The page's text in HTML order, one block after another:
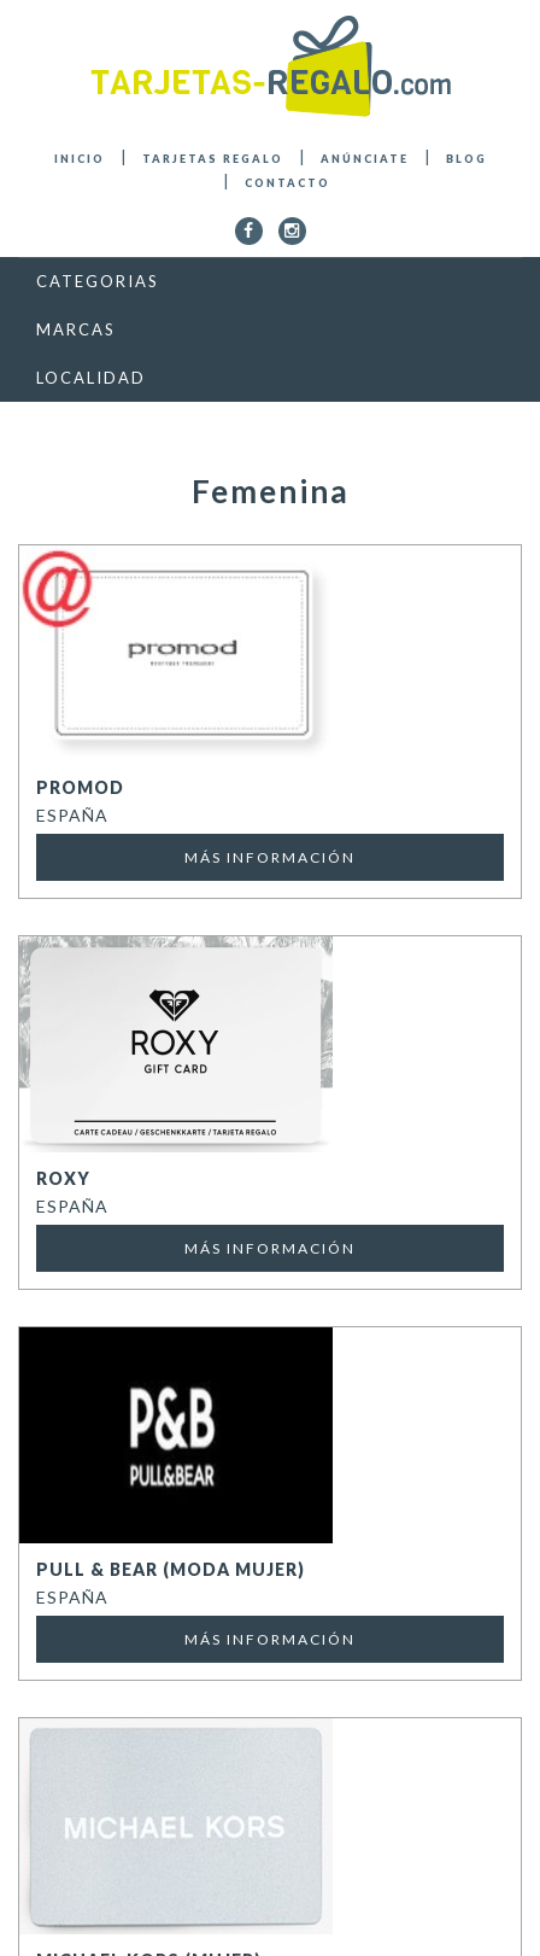
INICIO TARJETAS REGALO ANÚNCIATE
BLOG
CONTACTO
CATEGORIAS
MARCAS
LOCALIDAD
Femenina
PROMOD
ESPAÑA
MÁS INFORMACIÓN
ROXY
ESPAÑA
MÁS INFORMACIÓN
PULL & BEAR (MODA MUJER)
ESPAÑA
MÁS INFORMACIÓN